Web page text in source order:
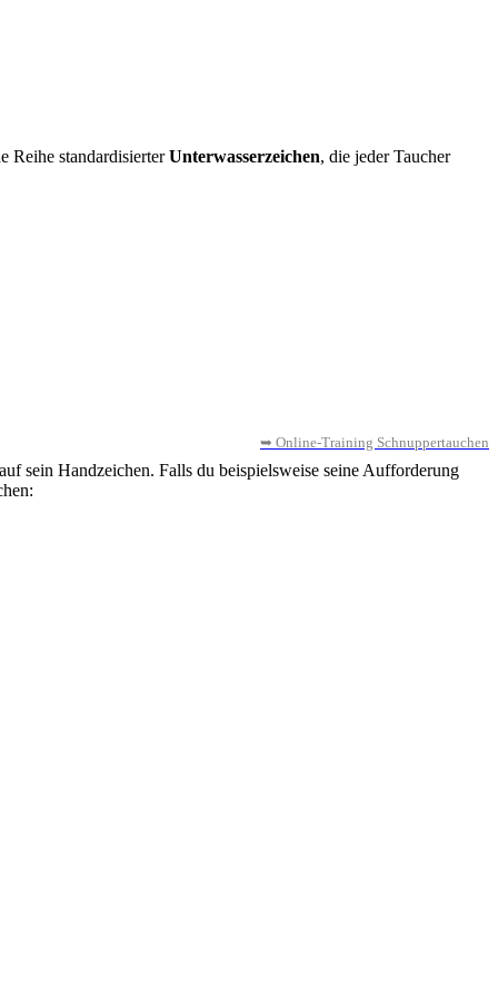
Reihe standardisierterUnterwasserzeichen, die jeder Taucher
➥ Online-Training Schnuppertauchen
sein Handzeichen. Falls du beispielsweise seine Aufforderung